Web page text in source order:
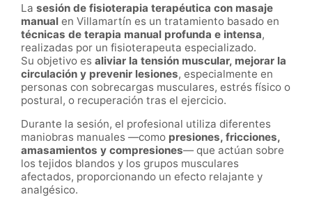
La sesión de fisioterapia terapéutica con masaje
manual en Villamartín es un tratamiento basado en
técnicas de terapia manual profunda e intensa,
realizadas por un fisioterapeuta especializado.
Su objetivo es aliviar la tensión muscular, mejorar la
circulación y prevenir lesiones, especialmente en
personas con sobrecargas musculares, estrés físico o
postural, o recuperación tras el ejercicio.
Durante la sesión, el profesional utiliza diferentes
maniobras manuales —como presiones, fricciones,
amasamientos y compresiones— que actúan sobre
los tejidos blandos y los grupos musculares
afectados, proporcionando un efecto relajante y
analgésico.